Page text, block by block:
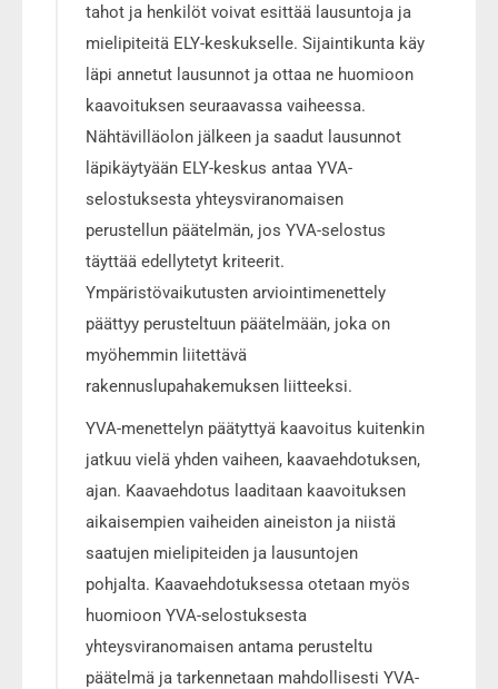
tahot ja henkilöt voivat esittää lausuntoja ja
mielipiteitä ELY-keskukselle. Sijaintikunta käy
läpi annetut lausunnot ja ottaa ne huomioon
kaavoituksen seuraavassa vaiheessa.
Nähtävilläolon jälkeen ja saadut lausunnot
läpikäytyään ELY-keskus antaa YVA-
selostuksesta yhteysviranomaisen
perustellun päätelmän, jos YVA-selostus
täyttää edellytetyt kriteerit.
Ympäristövaikutusten arviointimenettely
päättyy perusteltuun päätelmään, joka on
myöhemmin liitettävä
rakennuslupahakemuksen liitteeksi.
YVA-menettelyn päätyttyä kaavoitus kuitenkin
jatkuu vielä yhden vaiheen, kaavaehdotuksen,
ajan. Kaavaehdotus laaditaan kaavoituksen
aikaisempien vaiheiden aineiston ja niistä
saatujen mielipiteiden ja lausuntojen
pohjalta. Kaavaehdotuksessa otetaan myös
huomioon YVA-selostuksesta
yhteysviranomaisen antama perusteltu
päätelmä ja tarkennetaan mahdollisesti YVA-